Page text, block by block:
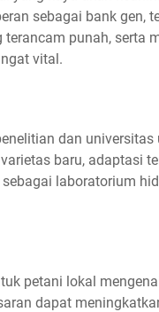
sebagai bank gen,
punah, serta
vital.
dan
baru, adaptasi
laboratorium
petani lokal
dapat